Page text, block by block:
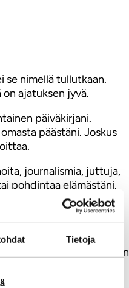
Tietoja
se nimellä tullutkaan.
on ajatuksen jyvä.
päiväkirjani.
päästäni. Joskus
journalismia, juttuja,
pohdintaa elämästäni.
tai mainostaa
tämä sisällön
digitalisoitumista. kirjoitan